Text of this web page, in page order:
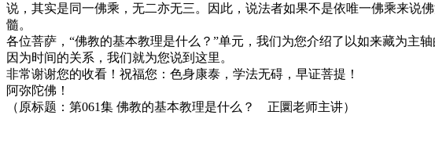
说，其实是同一佛乘，无二亦无三。因此，说法者如果不是依唯一佛乘来说
髓。
各位菩萨，“佛教的基本教理是什么？”单元，我们为您介绍了以如来藏为主
因为时间的关系，我们就为您说到这里。
非常谢谢您的收看！祝福您：色身康泰，学法无碍，早证菩提！
阿弥陀佛！
（原标题：第061集 佛教的基本教理是什么？ 正圜老师主讲）